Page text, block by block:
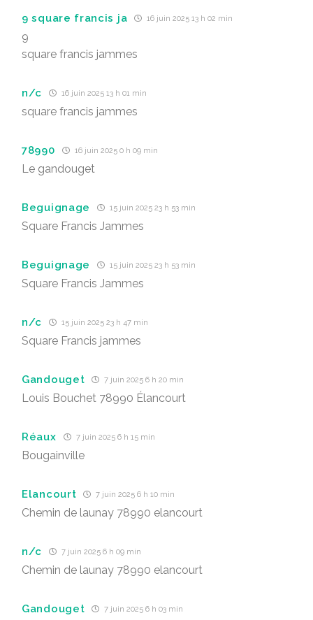
9 square francis ja 16 juin 2025 13 h 02 min
9
square francis jammes
n/c 16 juin 2025 13 h 01 min
square francis jammes
78990 16 juin 2025 0 h 09 min
Le gandouget
Beguignage 15 juin 2025 23 h 53 min
Square Francis Jammes
Beguignage 15 juin 2025 23 h 53 min
Square Francis Jammes
n/c 15 juin 2025 23 h 47 min
Square Francis jammes
Gandouget 7 juin 2025 6 h 20 min
Louis Bouchet 78990 Élancourt
Réaux 7 juin 2025 6 h 15 min
Bougainville
Elancourt 7 juin 2025 6 h 10 min
Chemin de launay 78990 elancourt
n/c 7 juin 2025 6 h 09 min
Chemin de launay 78990 elancourt
Gandouget 7 juin 2025 6 h 03 min